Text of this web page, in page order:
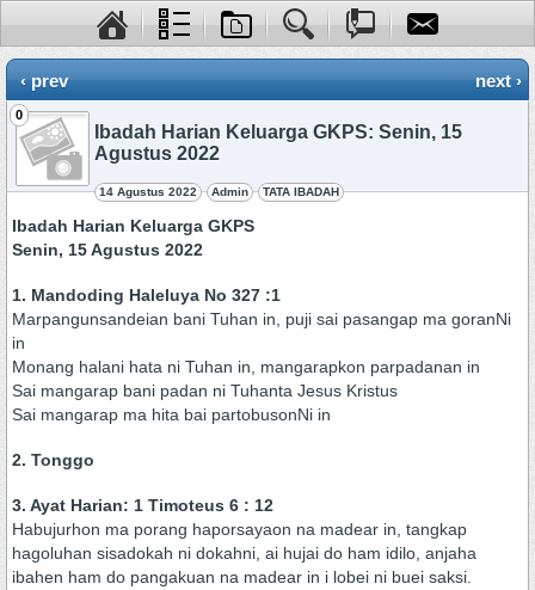
‹ prev next ›
0
Ibadah Harian Keluarga GKPS: Senin, 15
Agustus 2022
14 Agustus 2022 Admin TATA IBADAH
Ibadah Harian Keluarga GKPS
Senin, 15 Agustus 2022
1. Mandoding Haleluya No 327 :1
Marpangunsandeian bani Tuhan in, puji sai pasangap ma goranNi
in
Monang halani hata ni Tuhan in, mangarapkon parpadanan in
Sai mangarap bani padan ni Tuhanta Jesus Kristus
Sai mangarap ma hita bai partobusonNi in
2. Tonggo
3. Ayat Harian: 1 Timoteus 6 : 12
Habujurhon ma porang haporsayaon na madear in, tangkap
hagoluhan sisadokah ni dokahni, ai hujai do ham idilo, anjaha
ibahen ham do pangakuan na madear in i lobei ni buei saksi.